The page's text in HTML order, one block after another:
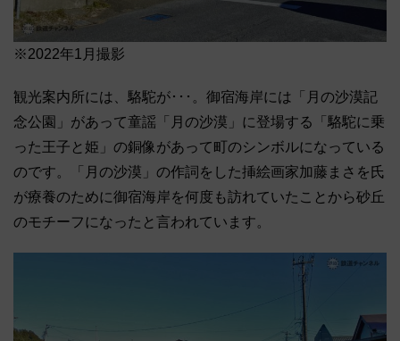
※2022年1月撮影
観光案内所には、駱駝が･･･。御宿海岸には「月の沙漠記
念公園」があって童謡「月の沙漠」に登場する「駱駝に乗
った王子と姫」の銅像があって町のシンボルになっている
のです。「月の沙漠」の作詞をした挿絵画家加藤まさを氏
が療養のために御宿海岸を何度も訪れていたことから砂丘
のモチーフになったと言われています。